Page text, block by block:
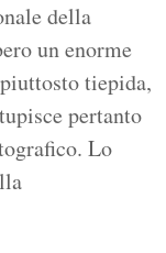
della
un enorme
tiepida,
pertanto
Lo